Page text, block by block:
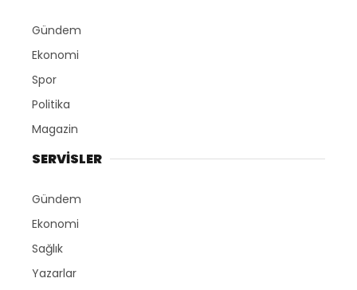
Gündem
Ekonomi
Spor
Politika
Magazin
SERVİSLER
Gündem
Ekonomi
Sağlık
Yazarlar